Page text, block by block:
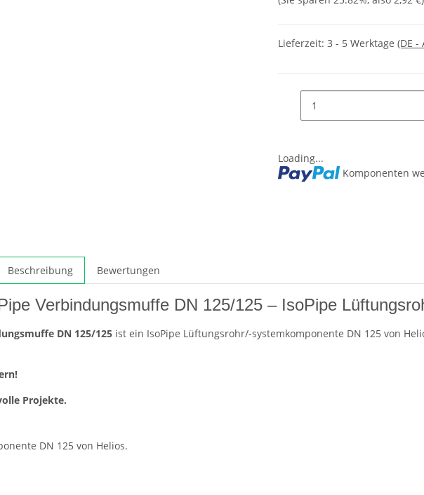
Lieferzeit: 3 - 5 Werktage (DE
Loading...
Komponenten
Beschreibung Bewertungen
Verbindungsmuffe DN 125/125 – IsoPipe
DN 125/125 ist ein IsoPipe Lüftungsrohr/-systemkomponente DN 125 von
Projekte.
DN 125 von Helios.